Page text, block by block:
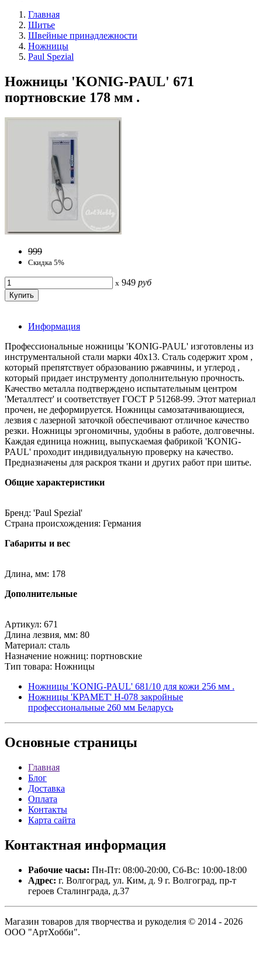
Главная
Шитье
Швейные принадлежности
Ножницы
Paul Spezial
Ножницы 'KONIG-PAUL' 671
портновские 178 мм .
999
Скидка 5%
x 949 руб
Информация
Профессиональные ножницы 'KONIG-PAUL' изготовлены из
инструментальной стали марки 40х13. Сталь содержит хром ,
который препятствует образованию ржавчины, и углерод ,
который придает инструменту дополнительную прочность.
Качество металла подтверждено испытательным центром
'Металлтест' и соответствует ГОСТ Р 51268-99. Этот материал
прочен, не деформируется. Ножницы самозатачивающиеся,
лезвия с лазерной заточкой обеспечивают отличное качество
резки. Ножницы эргономичны, удобны в работе, долговечны.
Каждая единица ножниц, выпускаемая фабрикой 'KONIG-
PAUL' проходит индивидуальную проверку на качество.
Предназначены для раскроя ткани и других работ при шитье.
Общие характеристики
Бренд: 'Paul Spezial'
Страна происхождения: Германия
Габариты и вес
Длина, мм: 178
Дополнительные
Артикул: 671
Длина лезвия, мм: 80
Материал: сталь
Назначение ножниц: портновские
Тип товара: Ножницы
Ножницы 'KONIG-PAUL' 681/10 для кожи 256 мм .
Ножницы 'КРАМЕТ' Н-078 закройные
профессиональные 260 мм Беларусь
Основные страницы
Главная
Блог
Доставка
Оплата
Контакты
Карта сайта
Контактная информация
Рабочие часы: Пн-Пт: 08:00-20:00, Сб-Вс: 10:00-18:00
Адрес: г. Волгоград, ул. Ким, д. 9 г. Волгоград, пр-т
героев Сталинграда, д.37
Магазин товаров для творчества и рукоделия © 2014 - 2026
ООО "АртХобби".